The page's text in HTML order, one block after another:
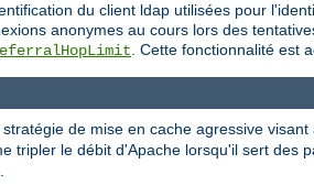
du client ldap utilisées pour
anonymes au cours lors des
. Cette fonctionnalité est
de mise en cache agressive
tripler le débit d'Apache lorsqu'il sert des